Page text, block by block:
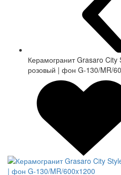
Керамогранит Grasaro
розовый | фон G-130/MR/